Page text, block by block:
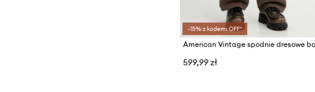
-15% z kodem: OFF*
599,99 zł